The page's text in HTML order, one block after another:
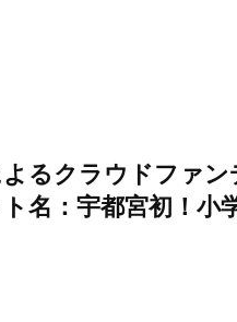
るクラウドファ
名：宇都宮初！小